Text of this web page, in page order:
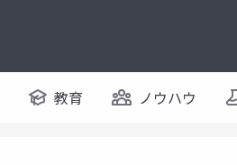
教育 ノウハウ